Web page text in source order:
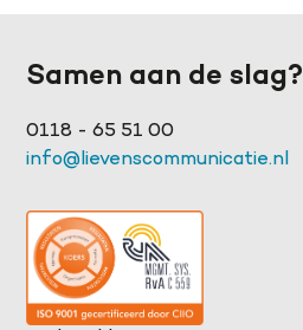
Samen aan de slag?
0118 - 65 51 00
info@lievenscommunicatie.nl